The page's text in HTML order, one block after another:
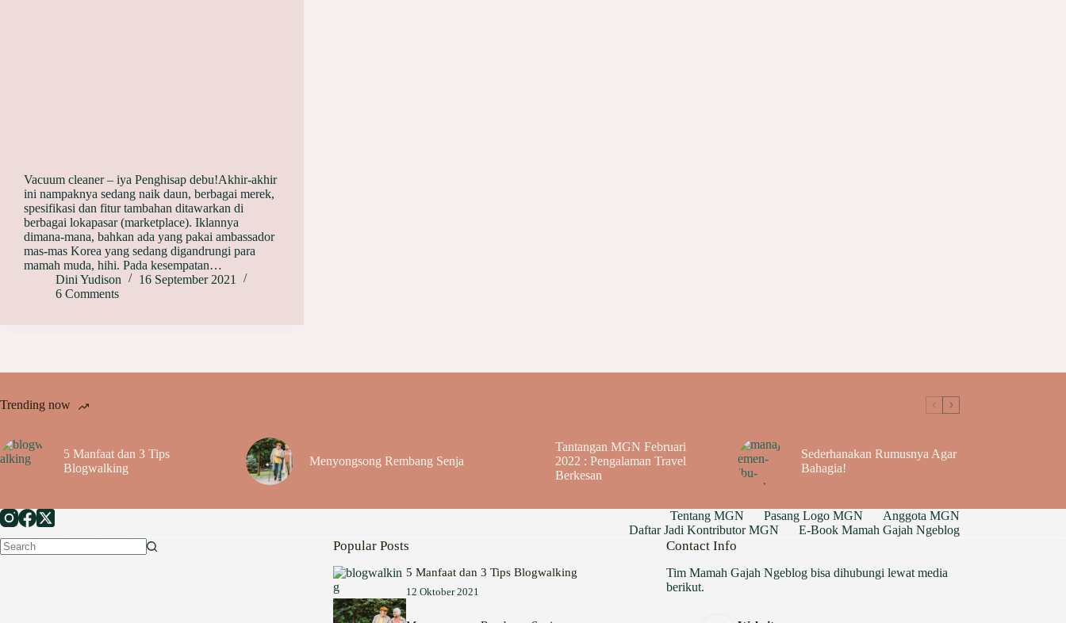
Vacuum cleaner – iya Penghisap debu!Akhir-akhir
ini nampaknya sedang naik daun, berbagai merek,
spesifikasi dan fitur tambahan ditawarkan di
berbagai lokapasar (marketplace). Iklannya
dimana-mana, bahkan ada yang pakai ambassador
mas-mas Korea yang sedang digandrungi para
mamah muda, hihi. Pada kesempatan…
Dini Yudison
16 September 2021
6 Comments
Trending now
5 Manfaat dan 3 Tips
Blogwalking
Menyongsong Rembang Senja
Tantangan MGN Februari
2022 : Pengalaman Travel
Berkesan
Sederhanakan Rumusnya Agar
Bahagia!
Tentang MGN Pasang Logo MGN
Anggota MGN
Daftar Jadi Kontributor MGN
E-Book Mamah Gajah Ngeblog
Popular Posts
5 Manfaat dan 3 Tips Blogwalking
12 Oktober 2021
Contact Info
Tim Mamah Gajah Ngeblog bisa dihubungi lewat media
berikut.